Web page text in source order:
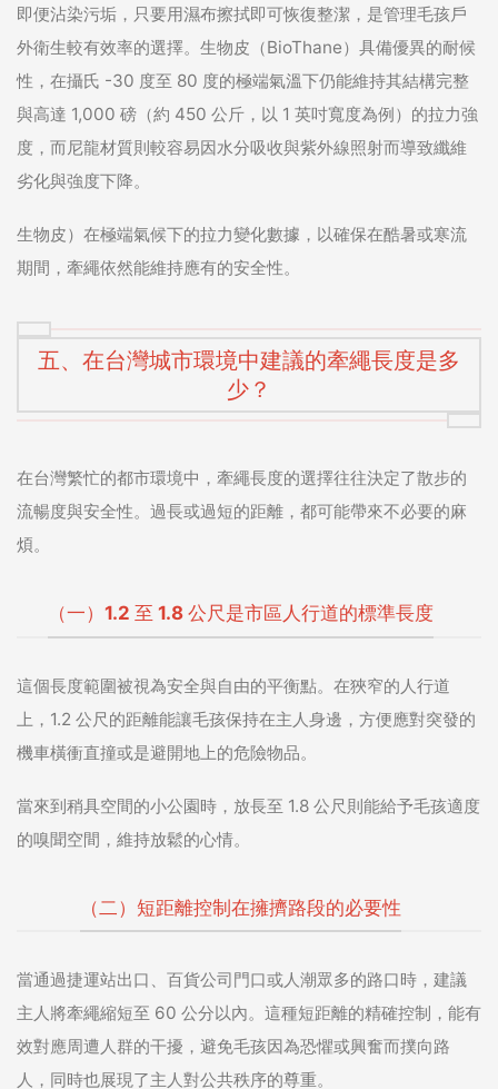
即便沾染污垢，只要用濕布擦拭即可恢復整潔，是管理毛孩戶
外衛生較有效率的選擇。生物皮（BioThane）具備優異的耐候
性，在攝氏 -30 度至 80 度的極端氣溫下仍能維持其結構完整
與高達 1,000 磅（約 450 公斤，以 1 英吋寬度為例）的拉力強
度，而尼龍材質則較容易因水分吸收與紫外線照射而導致纖維
劣化與強度下降。
生物皮）在極端氣候下的拉力變化數據，以確保在酷暑或寒流
期間，牽繩依然能維持應有的安全性。
五、在台灣城市環境中建議的牽繩長度是多
少？
在台灣繁忙的都市環境中，牽繩長度的選擇往往決定了散步的
流暢度與安全性。過長或過短的距離，都可能帶來不必要的麻
煩。
（一）1.2 至 1.8 公尺是市區人行道的標準長度
這個長度範圍被視為安全與自由的平衡點。在狹窄的人行道
上，1.2 公尺的距離能讓毛孩保持在主人身邊，方便應對突發的
機車橫衝直撞或是避開地上的危險物品。
當來到稍具空間的小公園時，放長至 1.8 公尺則能給予毛孩適度
的嗅聞空間，維持放鬆的心情。
（二）短距離控制在擁擠路段的必要性
當通過捷運站出口、百貨公司門口或人潮眾多的路口時，建議
主人將牽繩縮短至 60 公分以內。這種短距離的精確控制，能有
效對應周遭人群的干擾，避免毛孩因為恐懼或興奮而撲向路
人，同時也展現了主人對公共秩序的尊重。